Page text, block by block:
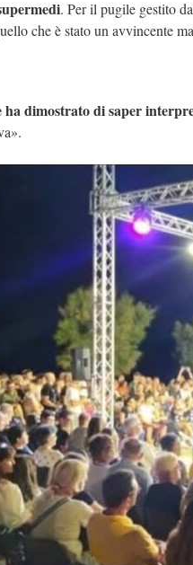
. Per il pugile gestito
che è stato un avvincente
ha dimostrato di saper